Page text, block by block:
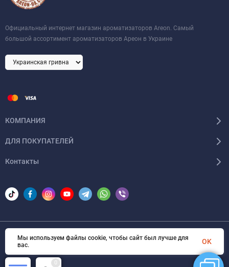
Официальный интернет магазин ароматизаторов Areon. Самый
большой ассортимент ароматизаторов Ареон в Украине
КОМПАНИЯ
ДЛЯ ПОКУПАТЕЛЕЙ
Контакты
© 2026 Areon-ua. Все права защищены
0
Мы используем файлы cookie, чтобы сайт был лучше для
вас.
OK